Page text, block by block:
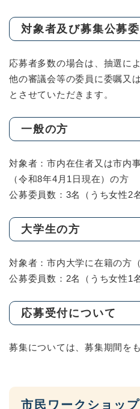
対象者及び募集公募
応募者多数の場合は、抽選に
他の審議会等の委員に委嘱又
とさせていただきます。
一般の方
対象者：市内在住者又は市内
（令和8年4月1日現在）の方
公募委員数：3名（うち女性2
大学生の方
対象者：市内大学に在籍の方
公募委員数：2名（うち女性1
応募受付について
募集については、募集期間を
市民ワークショッ